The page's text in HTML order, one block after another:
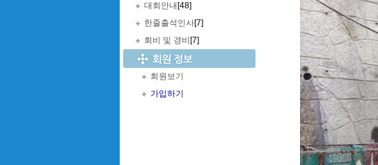
대회안내 [48]
한줄출석인사[7]
회비 및 경비 [7]
회원보기
가입하기